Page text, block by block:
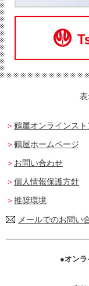
表
鶴屋オンラインス
鶴屋ホームページ
お問い合わせ
個人情報保護方針
推奨環境
メールでのお問い
オンラ